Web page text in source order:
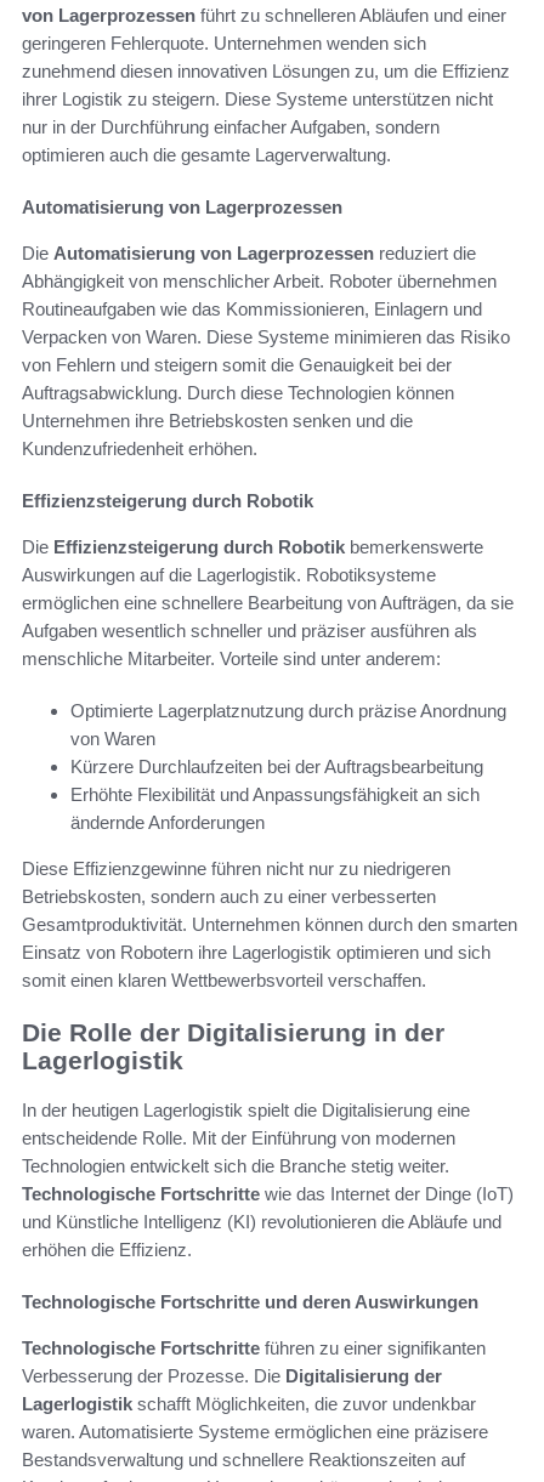
von Lagerprozessen führt zu schnelleren Abläufen und einer
geringeren Fehlerquote. Unternehmen wenden sich
zunehmend diesen innovativen Lösungen zu, um die Effizienz
ihrer Logistik zu steigern. Diese Systeme unterstützen nicht
nur in der Durchführung einfacher Aufgaben, sondern
optimieren auch die gesamte Lagerverwaltung.
Automatisierung von Lagerprozessen
Die Automatisierung von Lagerprozessen reduziert die
Abhängigkeit von menschlicher Arbeit. Roboter übernehmen
Routineaufgaben wie das Kommissionieren, Einlagern und
Verpacken von Waren. Diese Systeme minimieren das Risiko
von Fehlern und steigern somit die Genauigkeit bei der
Auftragsabwicklung. Durch diese Technologien können
Unternehmen ihre Betriebskosten senken und die
Kundenzufriedenheit erhöhen.
Effizienzsteigerung durch Robotik
Die Effizienzsteigerung durch Robotik bemerkenswerte
Auswirkungen auf die Lagerlogistik. Robotiksysteme
ermöglichen eine schnellere Bearbeitung von Aufträgen, da sie
Aufgaben wesentlich schneller und präziser ausführen als
menschliche Mitarbeiter. Vorteile sind unter anderem:
Optimierte Lagerplatznutzung durch präzise Anordnung
von Waren
Kürzere Durchlaufzeiten bei der Auftragsbearbeitung
Erhöhte Flexibilität und Anpassungsfähigkeit an sich
ändernde Anforderungen
Diese Effizienzgewinne führen nicht nur zu niedrigeren
Betriebskosten, sondern auch zu einer verbesserten
Gesamtproduktivität. Unternehmen können durch den smarten
Einsatz von Robotern ihre Lagerlogistik optimieren und sich
somit einen klaren Wettbewerbsvorteil verschaffen.
Die Rolle der Digitalisierung in der
Lagerlogistik
In der heutigen Lagerlogistik spielt die Digitalisierung eine
entscheidende Rolle. Mit der Einführung von modernen
Technologien entwickelt sich die Branche stetig weiter.
Technologische Fortschritte wie das Internet der Dinge (IoT)
und Künstliche Intelligenz (KI) revolutionieren die Abläufe und
erhöhen die Effizienz.
Technologische Fortschritte und deren Auswirkungen
Technologische Fortschritte führen zu einer signifikanten
Verbesserung der Prozesse. Die Digitalisierung der
Lagerlogistik schafft Möglichkeiten, die zuvor undenkbar
waren. Automatisierte Systeme ermöglichen eine präzisere
Bestandsverwaltung und schnellere Reaktionszeiten auf